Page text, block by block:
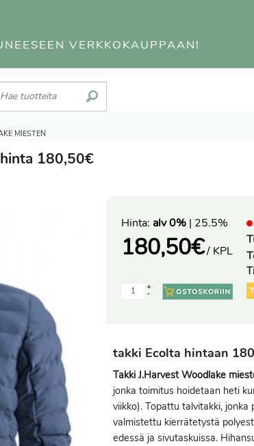
VERKKOKAUPPAAN!
MIESTEN
180,50€
Hinta: alv 0% | 25.5%
180,50€/ KPL
-
+
takki Ecolta hintaan
Takki J.Harvest Woodlake
jonka toimitus hoidetaan heti
viikko). Topattu talvitakki,
valmistettu kierrätetystä
edessä ja sivutaskuissa.